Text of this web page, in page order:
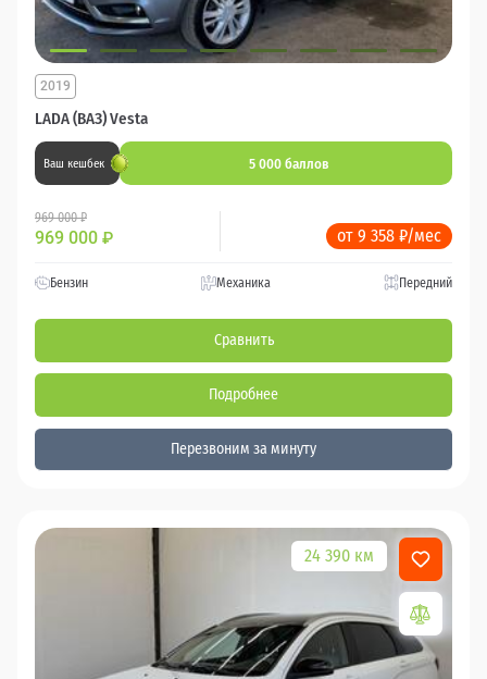
LADA (ВАЗ) Vesta
2019
Ваш кешбек 5 000 баллов
969 000 ₽
969 000 ₽ от 9 358 ₽/мес
Бензин Механика Передний
Сравнить
Подробнее
Перезвоним за минуту
24 390 км